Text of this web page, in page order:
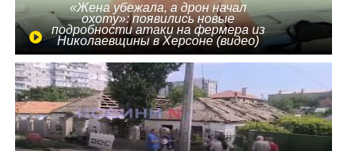
«Жена убежала, а дрон начал
охоту»: появились новые
подробности атаки на фермера из
Николаевщины в Херсоне (видео)